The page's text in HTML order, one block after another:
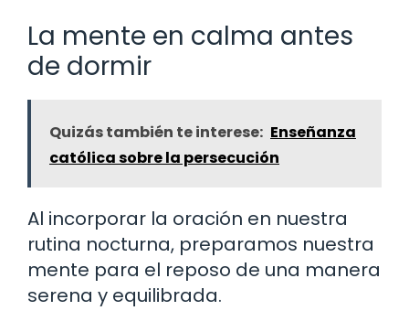
La mente en calma antes
de dormir
Quizás también te interese: Enseñanza
católica sobre la persecución
Al incorporar la oración en nuestra
rutina nocturna, preparamos nuestra
mente para el reposo de una manera
serena y equilibrada.